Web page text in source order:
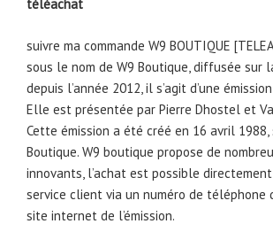
téléachat
suivre ma commande W9 BOUTIQUE
sous le nom de W9 Boutique, diffusée sur
depuis l’année 2012, il s’agit d’une
Elle est présentée par Pierre Dhostel et
Cette émission a été créé en 16 avril 1988,
Boutique. W9 boutique propose de
innovants, l’achat est possible
service client via un numéro de téléphone
site internet de l’émission.